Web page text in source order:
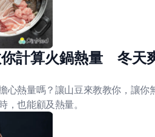
計算火鍋熱量 冬天
心熱量嗎？讓山豆來教教你，讓
，也能顧及熱量。